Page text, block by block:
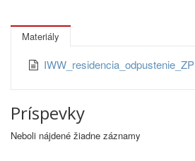
Materiály
IWW_residencia_odpustenie_ZP
Príspevky
Neboli nájdené žiadne záznamy